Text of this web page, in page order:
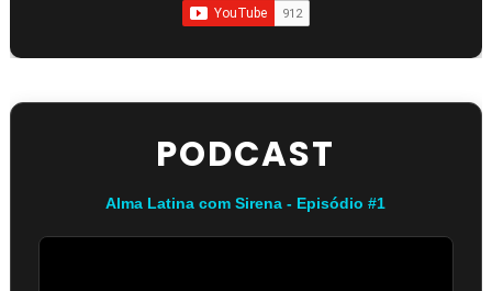
PODCAST
Alma Latina com Sirena - Episódio #1